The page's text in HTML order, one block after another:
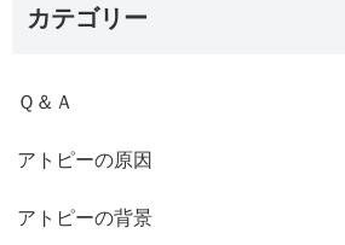
カテゴリー
Ｑ＆Ａ
アトピーの原因
アトピーの背景